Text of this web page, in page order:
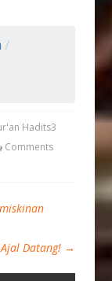
/
Hadits3
Comments
Datang! →